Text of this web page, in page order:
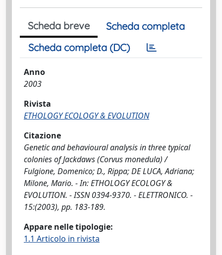
Scheda breve
Scheda completa
Scheda completa (DC)
Anno
2003
Rivista
ETHOLOGY ECOLOGY & EVOLUTION
Citazione
Genetic and behavioural analysis in three typical
colonies of Jackdaws (Corvus monedula) /
Fulgione, Domenico; D., Rippa; DE LUCA, Adriana;
Milone, Mario. - In: ETHOLOGY ECOLOGY &
EVOLUTION. - ISSN 0394-9370. - ELETTRONICO. -
15:(2003), pp. 183-189.
Appare nelle tipologie:
1.1 Articolo in rivista